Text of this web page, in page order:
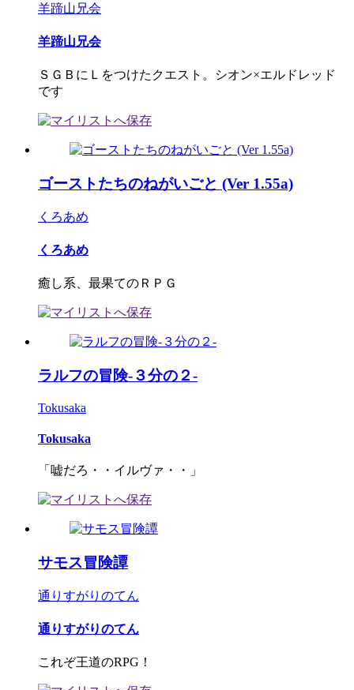
羊蹄山兄会
羊蹄山兄会
ＳＧＢにＬをつけたクエスト。シオン×エルドレッド
です
ゴーストたちのねがいごと (Ver 1.55a)
くろあめ
くろあめ
癒し系、最果てのＲＰＧ
ラルフの冒険-３分の２-
Tokusaka
Tokusaka
「嘘だろ・・イルヴァ・・」
サモス冒険譚
通りすがりのてん
通りすがりのてん
これぞ王道のRPG！